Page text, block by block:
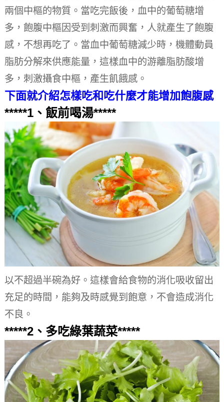
兩個中樞的物質。 當吃完飯後，血中的葡萄糖增
多，飽腹中樞因受到刺激而興奮，人就產生了飽腹
感，不想再吃了。當血中葡萄糖減少時，機體動員
脂肪分解來供應能量，這樣血中的游離脂肪酸增
多，刺激攝食中樞，產生飢餓感。
下面就介紹怎樣吃和吃什麼才能增加飽腹感
*****1、飯前喝湯*****
以不超過半碗為好。 這樣會給食物的消化吸收留出
充足的時間，能夠及時感覺到飽意，不會造成消化
不良。
*****2、多吃綠葉蔬菜*****